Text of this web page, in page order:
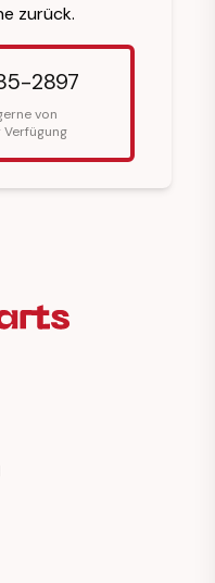
zurück.
2897
von
Verfügung